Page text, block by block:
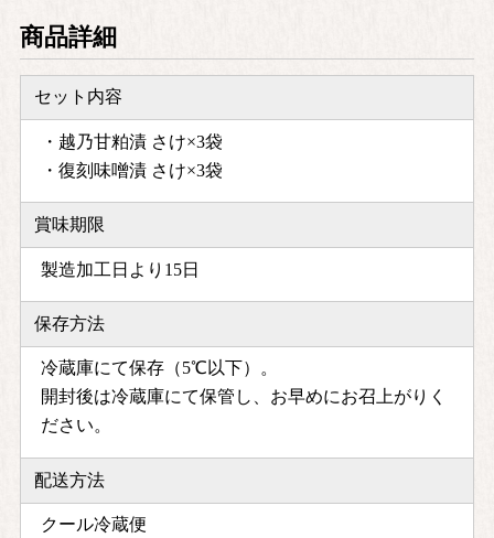
商品詳細
セット内容
・越乃甘粕漬 さけ×3袋
・復刻味噌漬 さけ×3袋
賞味期限
製造加工日より15日
保存方法
冷蔵庫にて保存（5℃以下）。
開封後は冷蔵庫にて保管し、お早めにお召上がりく
ださい。
配送方法
クール冷蔵便